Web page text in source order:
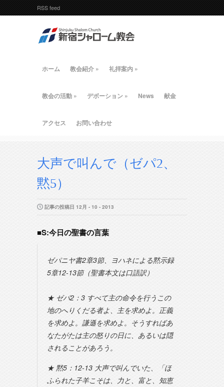
RSS feed
ホーム 教会紹介 » 礼拝案内 »
教会の活動 » デボーション » News 献金
アクセス お問い合わせ
大声で叫んで（ゼパ2、
黙5）
記事の投稿日 12月 - 10 - 2013
■S:今日の聖書の言葉
ゼパニヤ書2章3節、ヨハネによる黙示録
5章12-13節（聖書本文は口語訳）
★ ゼパ2：3 すべて主の命令を行うこの
地のへりくだる者よ、主を求めよ。正義
を求めよ。謙遜を求めよ。そうすればあ
なたがたは主の怒りの日に、あるいは隠
されることがあろう。
★ 黙5：12-13 大声で叫んでいた、「ほ
ふられた子羊こそは、力と、富と、知恵